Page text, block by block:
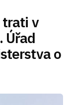
trati v
Úřad
o